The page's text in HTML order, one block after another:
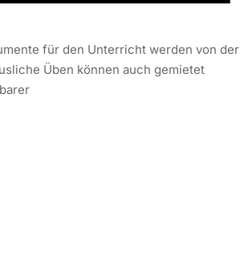
für den Unterricht werden von der
Üben können auch gemietet